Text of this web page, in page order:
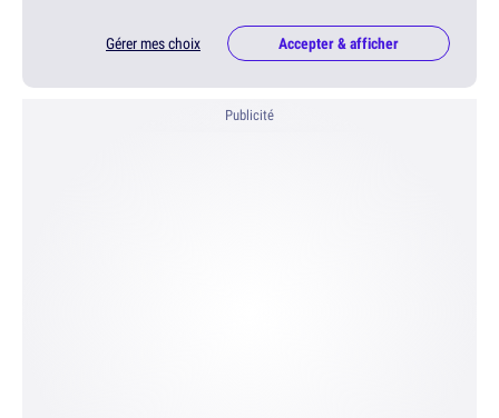
Gérer mes choix Accepter & afficher
Publicité